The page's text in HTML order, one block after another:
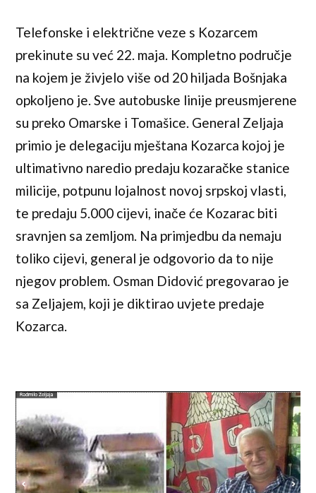
Telefonske i električne veze s Kozarcem
prekinute su već 22. maja. Kompletno područje
na kojem je živjelo više od 20 hiljada Bošnjaka
opkoljeno je. Sve autobuske linije preusmjerene
su preko Omarske i Tomašice. General Zeljaja
primio je delegaciju mještana Kozarca kojoj je
ultimativno naredio predaju kozaračke stanice
milicije, potpunu lojalnost novoj srpskoj vlasti,
te predaju 5.000 cijevi, inače će Kozarac biti
sravnjen sa zemljom. Na primjedbu da nemaju
toliko cijevi, general je odgovorio da to nije
njegov problem. Osman Didović pregovarao je
sa Zeljajem, koji je diktirao uvjete predaje
Kozarca.